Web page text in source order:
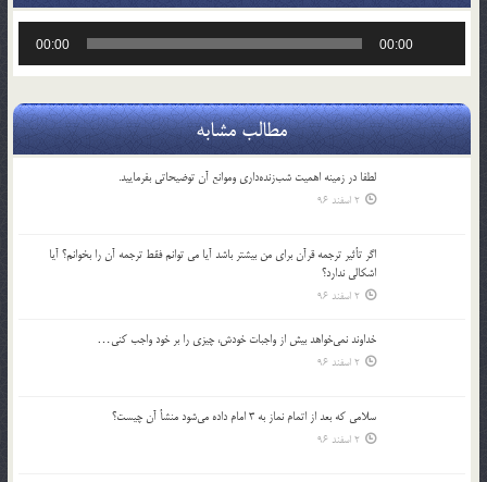
00:00
00:00
مطالب مشابه
لطفا در زمينه اهميت شب‌زنده‌داري وموانع آن توضيحاتي بفرماييد.
2 اسفند 96
اگر تأثير ترجمه قرآن براي من بيشتر باشد آيا مي توانم فقط ترجمه آن را بخوانم؟ آيا
اشكالي ندارد؟
2 اسفند 96
خداوند نمي‌خواهد بيش از واجبات خودش، چيزي را بر خود واجب كني…
2 اسفند 96
سلامي كه بعد از اتمام نماز به 3 امام داده مي‌شود منشأ آن چيست؟
2 اسفند 96